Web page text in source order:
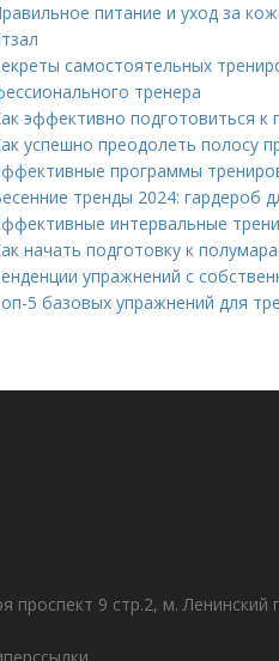
питание и уход за
самостоятельных
тренера
эффективно подготовиться
успешно преодолеть полосу
программы
тренды 2024: гардероб
интервальные
начать подготовку к
упражнений с
5 базовых упражнений для
9 стр.2, м. Ленинский